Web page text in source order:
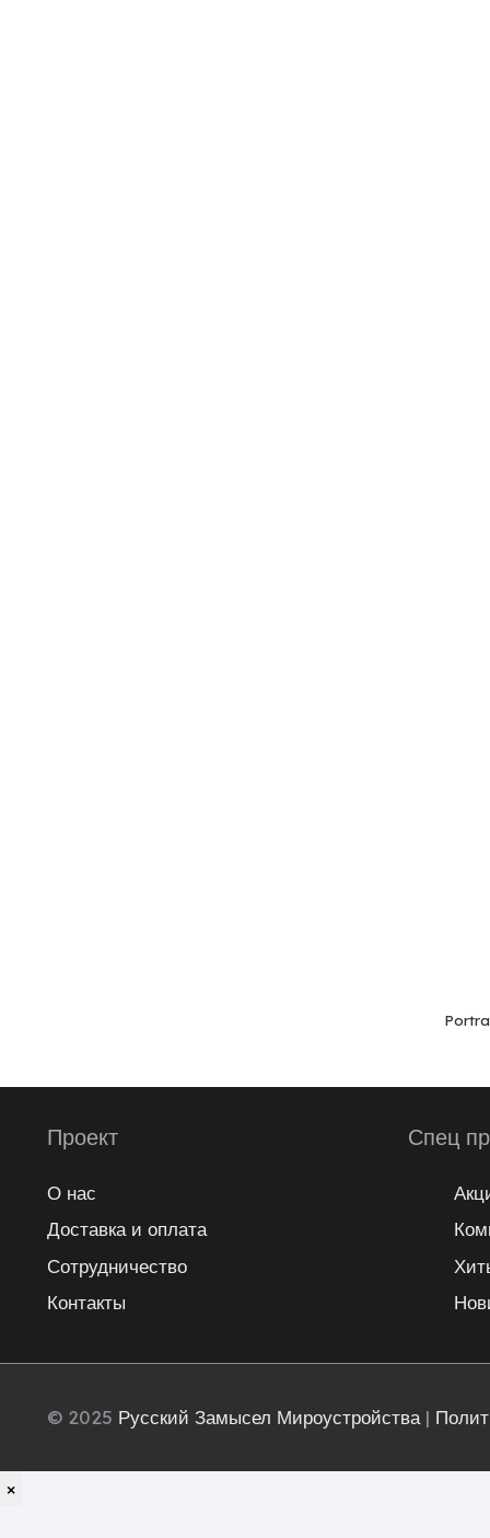
Проект
О нас
Доставка и оплата
Сотрудничество
Контакты
Спец
© 2025 Русский Замысел Мироустройства|
×